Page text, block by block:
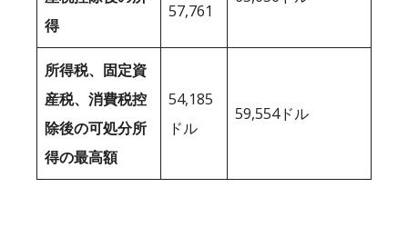
得
57,761
所得税、固定資
産税、消費税控
除後の可処分所
得の最高額
54,185
ドル
59,554ドル